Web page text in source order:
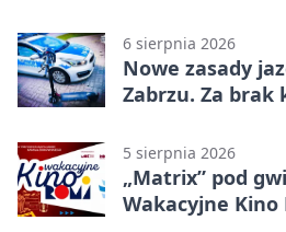
6 sierpnia 2026
Nowe zasady
Zabrzu. Za brak
5 sierpnia 2026
„Matrix” pod
Wakacyjne Kino